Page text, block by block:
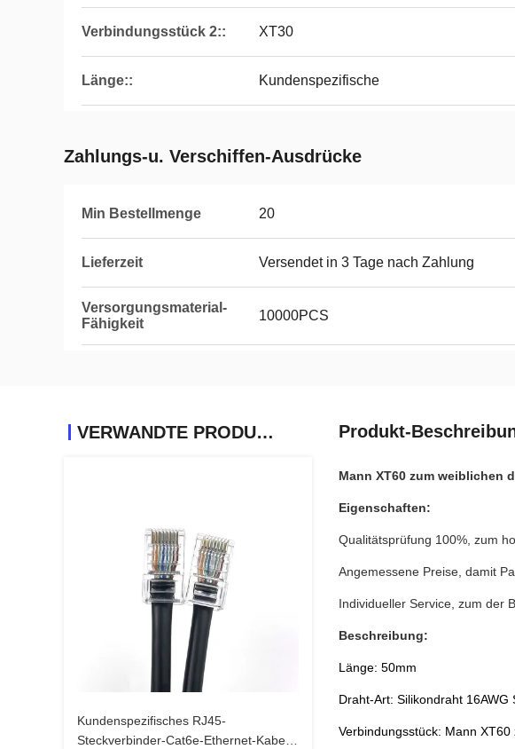
Verbindungsstück 2:: XT30
Länge:: Kundenspezifische
Zahlungs-u. Verschiffen-Ausdrücke
Min Bestellmenge 20
Lieferzeit Versendet in 3 Tage nach Zahlung
Versorgungsmaterial-
Fähigkeit
10000PCS
VERWANDTE PRODUKTE
Kundenspezifisches RJ45-
Steckverbinder-Cat6e-Ethernet-Kabel
Produkt-
Mann XT60 zum weiblichen
Eigenschaften:
Qualitätsprüfung 100%, zum
Angemessene Preise, damit
Individueller Service, zum der
Beschreibung:
Länge: 50mm
Draht-Art: Silikondraht 16AWG
Verbindungsstück: Mann